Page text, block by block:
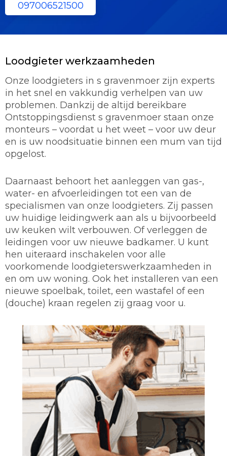
097006521500
Loodgieter werkzaamheden
Onze loodgieters in s gravenmoer zijn experts
in het snel en vakkundig verhelpen van uw
problemen. Dankzij de altijd bereikbare
Ontstoppingsdienst s gravenmoer staan onze
monteurs – voordat u het weet – voor uw deur
en is uw noodsituatie binnen een mum van tijd
opgelost.
Daarnaast behoort het aanleggen van gas-,
water- en afvoerleidingen tot een van de
specialismen van onze loodgieters. Zij passen
uw huidige leidingwerk aan als u bijvoorbeeld
uw keuken wilt verbouwen. Of verleggen de
leidingen voor uw nieuwe badkamer. U kunt
hen uiteraard inschakelen voor alle
voorkomende loodgieterswerkzaamheden in
en om uw woning. Ook het installeren van een
nieuwe spoelbak, toilet, een wastafel of een
(douche) kraan regelen zij graag voor u.